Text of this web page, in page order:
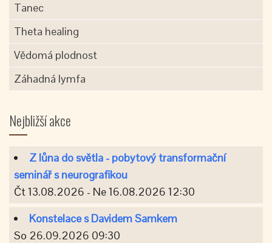
Tanec
Theta healing
Vědomá plodnost
Záhadná lymfa
Nejbližší akce
Z lůna do světla - pobytový transformační
seminář s neurografikou
Čt 13.08.2026 - Ne 16.08.2026 12:30
Konstelace s Davidem Samkem
So 26.09.2026 09:30